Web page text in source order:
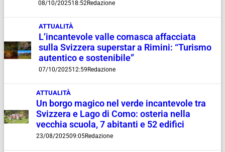
08/10/202518:52Redazione
ATTUALITÀ
L’incantevole valle comasca affacciata
sulla Svizzera superstar a Rimini: “Turismo
autentico e sostenibile”
07/10/202512:59Redazione
ATTUALITÀ
Un borgo magico nel verde incantevole tra
Svizzera e Lago di Como: osteria nella
vecchia scuola, 7 abitanti e 52 edifici
23/08/202509:05Redazione